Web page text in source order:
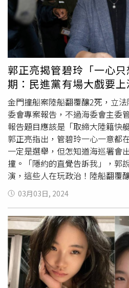
何她會在臉書將專案報告「逕自
應該先與召委溝通協調嗎？」，
被丁馬上打斷「你說有解釋，但
麼，為了行政部門與委員會和諧
歉，好嗎」。管碧玲則繼續解釋
接受『尚祈諒查』（向高金私訊
召委一個人抱歉，不必對立委說
媒體都說過了」。眼見管就是不
高金素梅也忍不住打斷管碧玲，
名義，所以我也用高金素梅個人
一員，不代表內政委員會召委，
歉意『我不清楚』」。眼見高金
管碧玲態度又轉趨嚴肅說「這件
一定會。。。。」，丁學忠則再
巡署最早提出來，管則沒理丁學
責，這是我願接受的」，丁嗆「
決問題」「你就是要針對標題戰
有什麼好講的」，管碧玲則面帶
「『兩船碰撞』與『撞船』是不
強硬的管碧玲，丁學忠改變戰術
的錄影？管碧玲說，海巡署已經
影），丁學忠則說連他的選區雲
密錄器蒐證，海巡署面對大陸、
郭正亮揭管碧玲「一心
期：民進黨有場大戲要上
金門撞船案陸船翻覆釀2死，立
委會專案報告，不過海委會主委
報告題目應該是「取締大陸籍快
郭正亮指出，管碧玲一心一意都
一定是選舉，但怎知道海巡署會
撞。「隱約的直覺告訴我」，郭
演，這些人在玩政治！陸船翻覆
會下周將邀請海洋委員會及陸委
會管碧玲卻認為「金門撞船案：
專題報告名稱違背事實，堅持回
快艇事故案」。對此，前立委郭
報》指出，管碧玲一心一意都在
跟高雄有關，因為有高雄港，她
道海巡署會出事！她原本是想當
事，現在就有更好的高雄市長，
03月03日, 2024